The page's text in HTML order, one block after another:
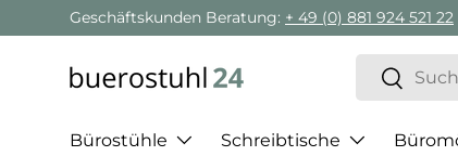
Direkt zum Inhalt
Geschäftskunden Beratung: + 49 (0) 881 924 521 22
Suchen
Suchen
Bürostühle Schreibtische